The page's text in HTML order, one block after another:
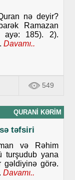
nə deyir?
Ramazan
ayə: 185). 2).
Davamı..
549
QURANI KƏRIM
təfsiri
və Rəhim
turşudub yana
gəldiyinə görə.
Davamı..